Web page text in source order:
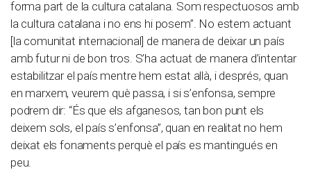
forma part de la cultura catalana. Som respectuosos amb
la cultura catalana i no ens hi posem”. No estem actuant
[la comunitat internacional] de manera de deixar un país
amb futur ni de bon tros. S’ha actuat de manera d’intentar
estabilitzar el país mentre hem estat allà, i després, quan
en marxem, veurem què passa, i si s’enfonsa, sempre
podrem dir: “És que els afganesos, tan bon punt els
deixem sols, el país s’enfonsa”, quan en realitat no hem
deixat els fonaments perquè el país es mantingués en
peu.